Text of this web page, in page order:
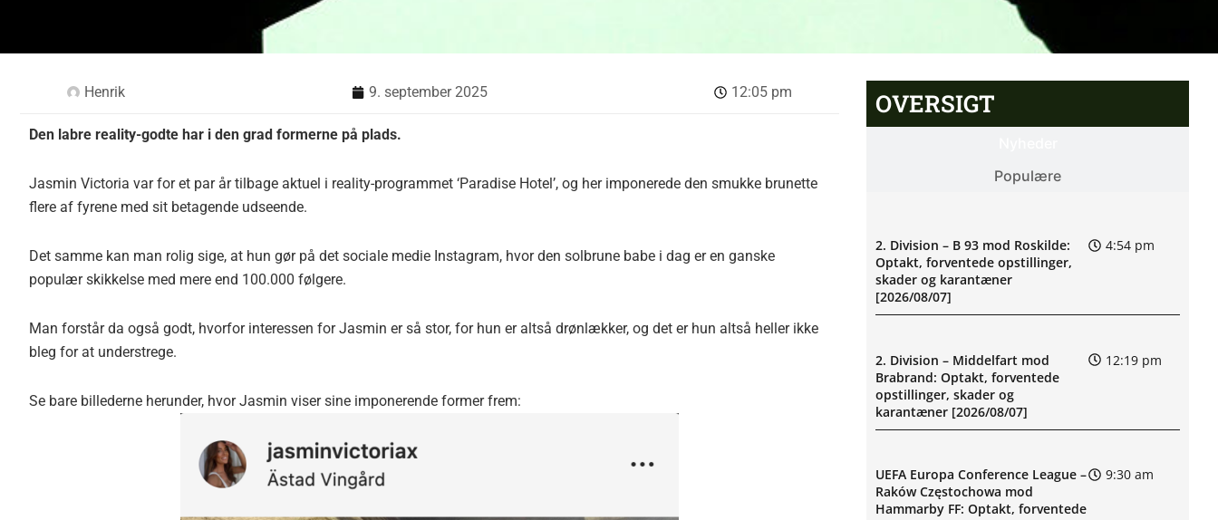
Henrik 9. september 2025 12:05 pm
Den labre reality-godte har i den grad formerne på plads.
Jasmin Victoria var for et par år tilbage aktuel i reality-programmet ‘Paradise Hotel’, og her imponerede den smukke brunette
flere af fyrene med sit betagende udseende.
Det samme kan man rolig sige, at hun gør på det sociale medie Instagram, hvor den solbrune babe i dag er en ganske
populær skikkelse med mere end 100.000 følgere.
Man forstår da også godt, hvorfor interessen for Jasmin er så stor, for hun er altså drønlækker, og det er hun altså heller ikke
bleg for at understrege.
Se bare billederne herunder, hvor Jasmin viser sine imponerende former frem:
OVERSIGT
Populære
2. Division – B 93 mod Roskilde:
Optakt, forventede opstillinger,
skader og karantæner
[2026/08/07]
4:54 pm
2. Division – Middelfart mod
Brabrand: Optakt, forventede
opstillinger, skader og
karantæner [2026/08/07]
12:19 pm
UEFA Europa Conference League –
Raków Częstochowa mod
Hammarby FF: Optakt, forventede
9:30 am